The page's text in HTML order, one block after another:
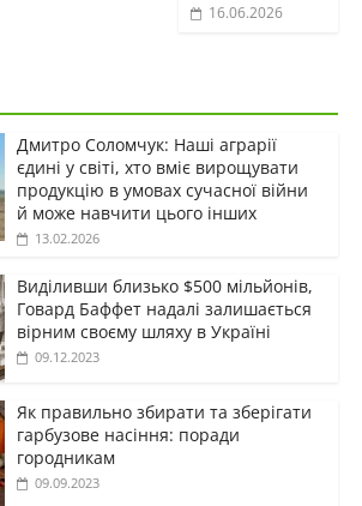
16.06.2026
Дмитро Соломчук: Наші аграрії
єдині у світі, хто вміє вирощувати
продукцію в умовах сучасної війни
й може навчити цього інших
13.02.2026
Виділивши близько $500 мільйонів,
Говард Баффет надалі залишається
вірним своєму шляху в Україні
09.12.2023
Як правильно збирати та зберігати
гарбузове насіння: поради
городникам
09.09.2023